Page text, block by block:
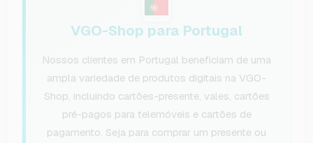
VGO-Shop para Portugal
Nossos clientes em Portugal beneficiam de uma
ampla variedade de produtos digitais na VGO-
Shop, incluindo cartões-presente, vales, cartões
pré-pagos para telemóveis e cartões de
pagamento. Seja para comprar um presente ou